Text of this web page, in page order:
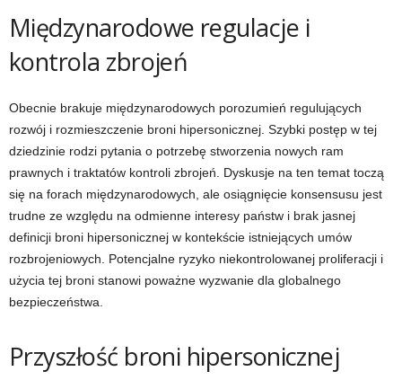
Międzynarodowe regulacje i
kontrola zbrojeń
Obecnie brakuje międzynarodowych porozumień regulujących
rozwój i rozmieszczenie broni hipersonicznej. Szybki postęp w tej
dziedzinie rodzi pytania o potrzebę stworzenia nowych ram
prawnych i traktatów kontroli zbrojeń. Dyskusje na ten temat toczą
się na forach międzynarodowych, ale osiągnięcie konsensusu jest
trudne ze względu na odmienne interesy państw i brak jasnej
definicji broni hipersonicznej w kontekście istniejących umów
rozbrojeniowych. Potencjalne ryzyko niekontrolowanej proliferacji i
użycia tej broni stanowi poważne wyzwanie dla globalnego
bezpieczeństwa.
Przyszłość broni hipersonicznej